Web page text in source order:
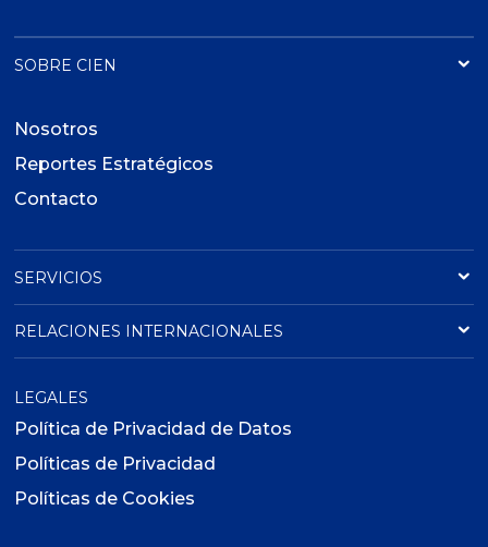
SOBRE CIEN
Nosotros
Reportes Estratégicos
Contacto
SERVICIOS
RELACIONES INTERNACIONALES
LEGALES
Política de Privacidad de Datos
Políticas de Privacidad
Políticas de Cookies